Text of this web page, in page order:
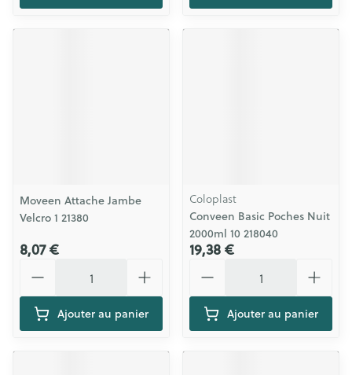
Moveen Attache Jambe
Velcro 1 21380
8,07 €
Ajouter au panier
Coloplast
Conveen Basic Poches Nuit
2000ml 10 218040
19,38 €
Ajouter au panier